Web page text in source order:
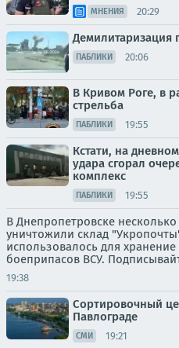
МНЕНИЯ 20:29
Демилитаризация
ПАБЛИКИ 20:06
В Кривом Роге, в
стрельба
ПАБЛИКИ 19:55
Кстати, на
удара сгорал
комплекс
ПАБЛИКИ 19:55
В Днепропетровске
уничтожили склад
использовалось для
боеприпасов ВСУ.
19:38
Сортировочный
Павлограде
СМИ 19:21